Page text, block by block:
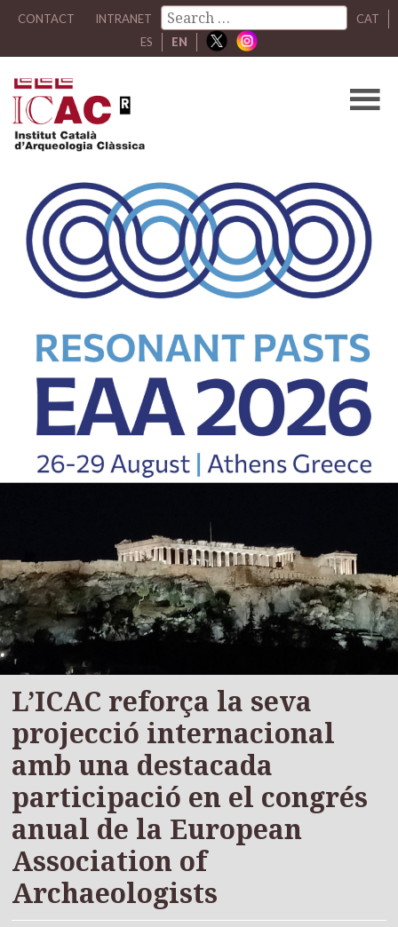
CONTACT INTRANET
CAT
ES
EN
L’ICAC reforça la seva
projecció internacional
amb una destacada
participació en el congrés
anual de la European
Association of
Archaeologists